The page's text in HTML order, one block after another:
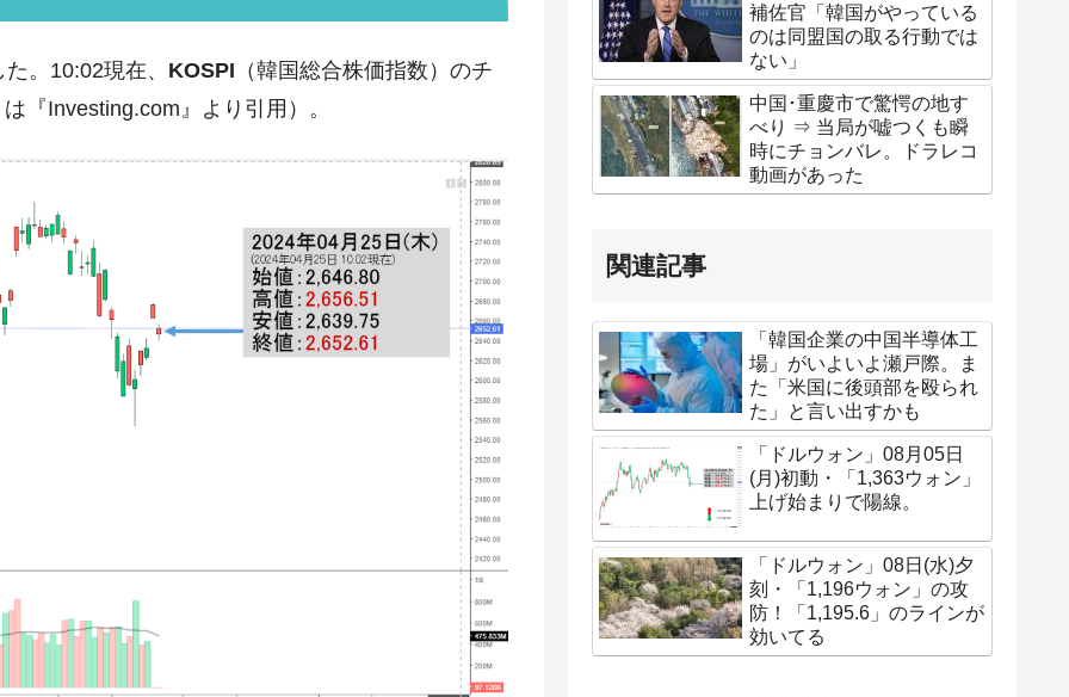
発言。
国だ。
ル」まで拡大 ⇒ 海外資金の動きに強く左右される状態
ない「50.5％」に上昇
れた ⇒ 国家が行った恐るべき株価操作であり、空前の国政
動」
国の過剰生産が世界を蝕む。
業種は全般的「不調」⇒ PSIが示す現況は決して良くない。
パン』1人当たり賠償10万ウォンを認定 ⇒ 総額3兆7,000億
」1番艦、2032年竣工と公示
調に韓国がいっちょがみしたのでは。
は韓国で『BYD』車は売れている。6カ月で対前年同期比
。10:02現在、 KOSPI （韓国総合株価指数）のチ
『Investing.com』より引用）。
補佐官「韓国がやっている
のは同盟国の取る行動では
ない」
中国･重慶市で驚愕の地す
べり ⇒ 当局が嘘つくも瞬
時にチョンバレ。ドラレコ
動画があった
関連記事
「韓国企業の中国半導体工
場」がいよいよ瀬戸際。ま
た「米国に後頭部を殴られ
た」と言い出すかも
「ドルウォン」08月05日
(月)初動・「1,363ウォン」
上げ始まりで陽線。
「ドルウォン」08日(水)夕
刻・「1,196ウォン」の攻
防！「1,195.6」のラインが
効いてる